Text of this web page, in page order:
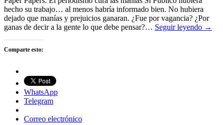
hecho su trabajo… al menos habría informado bien. No hubiera
dejado que manías y prejuicios ganaran. ¿Fue por vagancia? ¿Por
ganas de decir a la gente lo que debe pensar?… Seguir leyendo →
Comparte esto:
WhatsApp
Telegram
Correo electrónico